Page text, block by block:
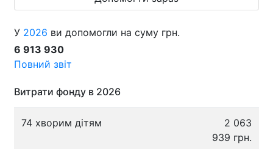
У 2026 ви допомогли на суму грн.
6 913 930
Повний звіт
Витрати фонду в 2026
74 хворим дітям
2 063
939 грн.